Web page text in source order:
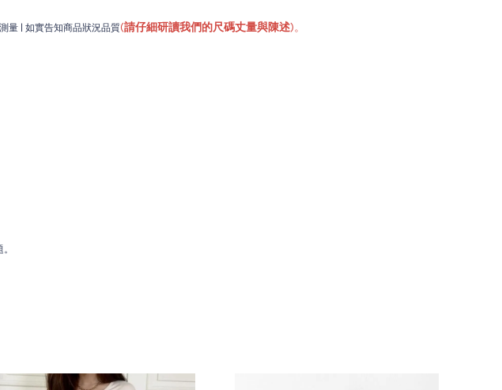
量 | 如實告知商品狀況品質(請仔細研讀我們的尺碼丈量與陳述)。